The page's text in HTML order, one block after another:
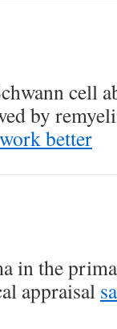
cell
by
better
in the
appraisal